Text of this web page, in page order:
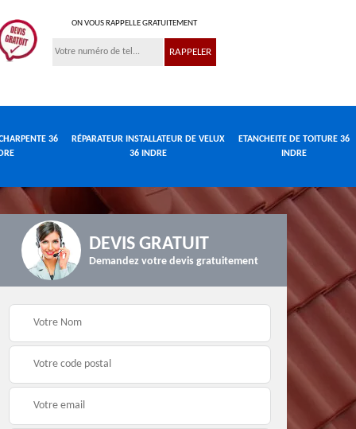
ON VOUS RAPPELLE GRATUITEMENT
36
RÉPARATEUR INSTALLATEUR DE VELUX
36 INDRE
ETANCHEITE DE TOITURE 36
INDRE
Travaux de charpente
36 Indre
Réparateur
installateur de velux
36 Indre
DEVIS GRATUIT
Demandez votre devis gratuitement